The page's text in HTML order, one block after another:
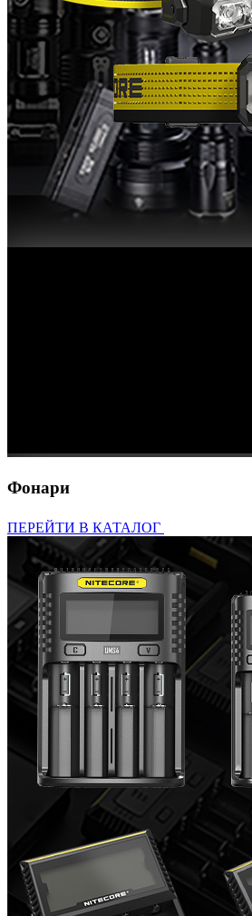
Фонари
ПЕРЕЙТИ В КАТАЛОГ